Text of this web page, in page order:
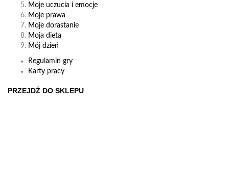
Moje uczucia i emocje
Moje prawa
Moje dorastanie
Moja dieta
Mój dzień
Regulamin gry
Karty pracy
PRZEJDŹ DO SKLEPU